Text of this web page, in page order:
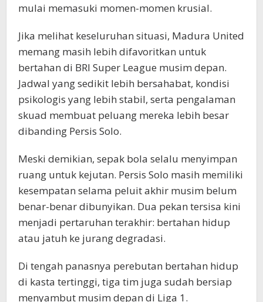
mulai memasuki momen-momen krusial.
Jika melihat keseluruhan situasi, Madura United
memang masih lebih difavoritkan untuk
bertahan di BRI Super League musim depan.
Jadwal yang sedikit lebih bersahabat, kondisi
psikologis yang lebih stabil, serta pengalaman
skuad membuat peluang mereka lebih besar
dibanding Persis Solo.
Meski demikian, sepak bola selalu menyimpan
ruang untuk kejutan. Persis Solo masih memiliki
kesempatan selama peluit akhir musim belum
benar-benar dibunyikan. Dua pekan tersisa kini
menjadi pertaruhan terakhir: bertahan hidup
atau jatuh ke jurang degradasi.
Di tengah panasnya perebutan bertahan hidup
di kasta tertinggi, tiga tim juga sudah bersiap
menyambut musim depan di Liga 1.